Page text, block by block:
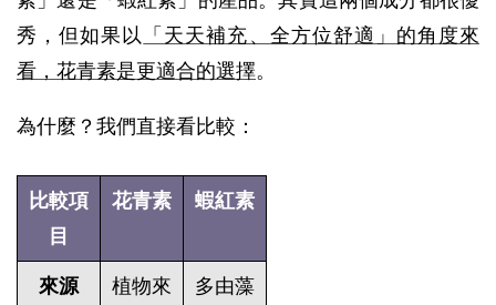
秀，但如果以 「天天補充、全方位舒適」的角度來
看，花青素是更適合的選擇。
為什麼？我們直接看比較：
比較項
目
花青素 蝦紅素
來源
植物來
多由藻